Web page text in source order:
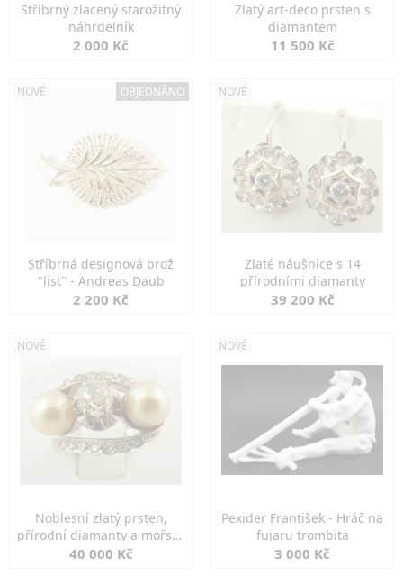
Stříbrný zlacený starožitný
náhrdelník
2 000 Kč
Zlatý art-deco prsten s
diamantem
11 500 Kč
NOVÉ OBJEDNÁNO
Stříbrná designová brož
"list" - Andreas Daub
2 200 Kč
NOVÉ
Zlaté náušnice s 14
přírodními diamanty
39 200 Kč
NOVÉ
Noblesní zlatý prsten,
přírodní diamanty a mořské
perly
40 000 Kč
NOVÉ
Pexider František - Hráč na
fujaru trombita
3 000 Kč